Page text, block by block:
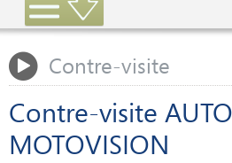
Contre-visite
Contre-visite
MOTOVISION